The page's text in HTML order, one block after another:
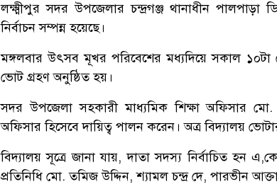
লক্ষ্মীপুর সদর উপজেলার চন্দ্রগঞ্জ থানাধীন পালপাড়া
নির্বাচন সম্পন্ন হয়েছে।
মঙ্গলবার উৎসব মূখর পরিবেশের মধ্যদিয়ে সকাল ১০টা
ভোট গ্রহণ অনুষ্ঠিত হয়।
সদর উপজেলা সহকারী মাধ্যমিক শিক্ষা অফিসার মো.
অফিসার হিসেবে দায়িত্ব পালন করেন। অত্র বিদ্যালয়
বিদ্যালয় সূত্রে জানা যায়, দাতা সদস্য নির্বাচিত হন
প্রতিনিধি মো. তমিজ উদ্দিন, শ্যামল চন্দ্র দে, পারভীন